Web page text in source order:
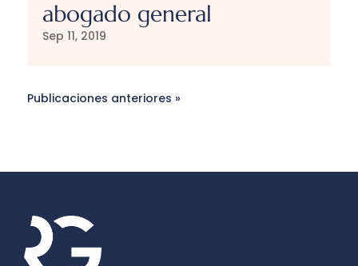
abogado general
Sep 11, 2019
Publicaciones anteriores »